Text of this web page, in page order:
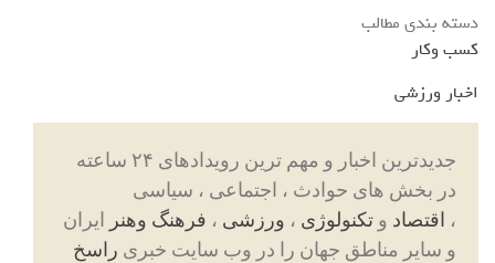
دسته بندی مطالب
کسب وکار
اخبار ورزشی
جدیدترین اخبار و مهم ترین رویدادهای ۲۴ ساعته
در بخش های حوادث ، اجتماعی ، سیاسی
، اقتصاد و تکنولوژی ، ورزشی ، فرهنگ وهنر ایران
و سایر مناطق جهان را در وب سایت خبری راسخ